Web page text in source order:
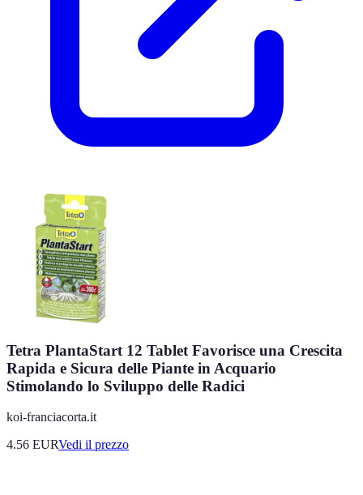
Tetra PlantaStart 12 Tablet Favorisce una Crescita
Rapida e Sicura delle Piante in Acquario
Stimolando lo Sviluppo delle Radici
koi-franciacorta.it
4.56 EURVedi il prezzo